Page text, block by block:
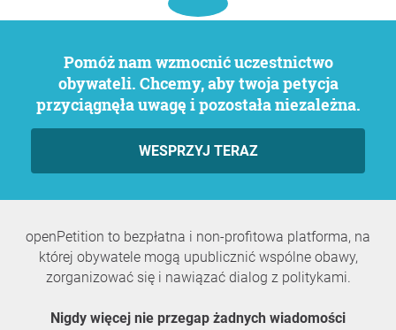
Pomóż nam wzmocnić uczestnictwo
obywateli. Chcemy, aby twoja petycja
przyciągnęła uwagę i pozostała niezależna.
WESPRZYJ TERAZ
openPetition to bezpłatna i non-profitowa platforma, na
której obywatele mogą upublicznić wspólne obawy,
zorganizować się i nawiązać dialog z politykami.
Nigdy więcej nie przegap żadnych wiadomości